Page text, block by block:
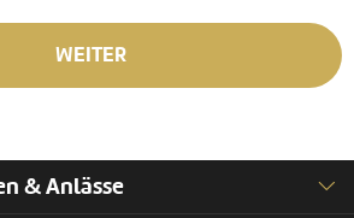
WEITER
& Anlässe